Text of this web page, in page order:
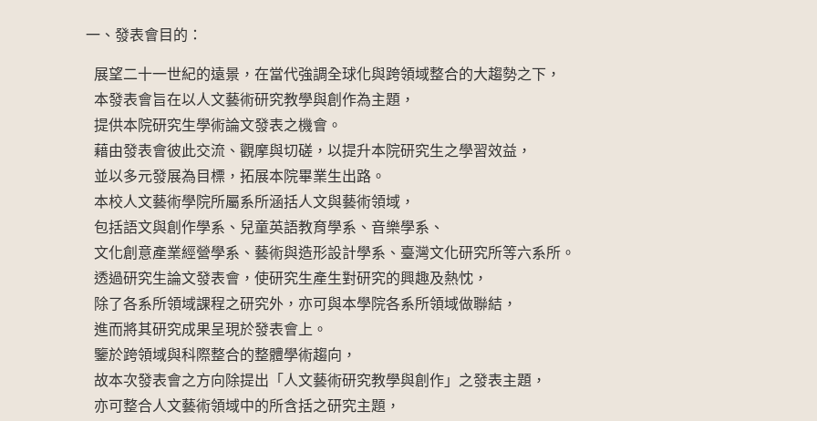
一、發表會目的：
展望二十一世紀的遠景，在當代強調全球化與跨領域整合的大趨勢之下，
本發表會旨在以人文藝術研究教學與創作為主題，
提供本院研究生學術論文發表之機會。
藉由發表會彼此交流、觀摩與切磋，以提升本院研究生之學習效益，
並以多元發展為目標，拓展本院畢業生出路。
本校人文藝術學院所屬系所涵括人文與藝術領域，
包括語文與創作學系、兒童英語教育學系、音樂學系、
文化創意產業經營學系、藝術與造形設計學系、臺灣文化研究所等六系所。
透過研究生論文發表會，使研究生產生對研究的興趣及熱忱，
除了各系所領域課程之研究外，亦可與本學院各系所領域做聯結，
進而將其研究成果呈現於發表會上。
鑒於跨領域與科際整合的整體學術趨向，
故本次發表會之方向除提出「人文藝術研究教學與創作」之發表主題，
亦可整合人文藝術領域中的所含括之研究主題，